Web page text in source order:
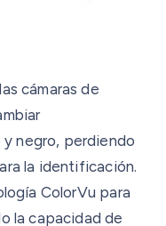
cámaras de
negro, perdiendo
la identificación.
ColorVu para
la capacidad de